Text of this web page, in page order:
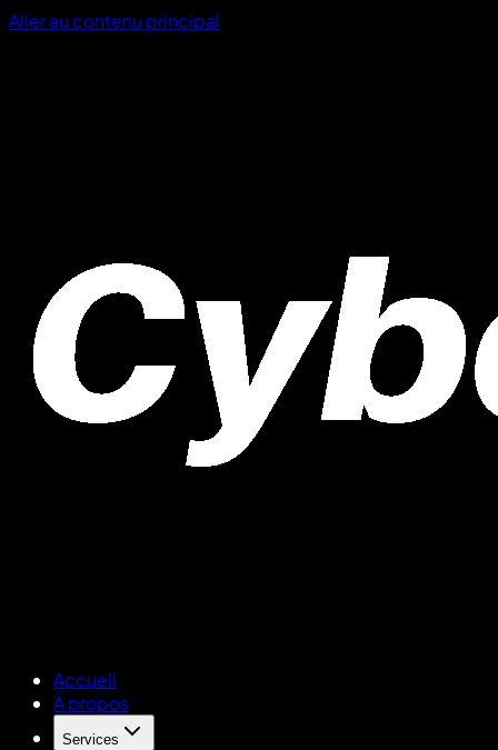
Aller au contenu principal
Accueil
À propos
Services